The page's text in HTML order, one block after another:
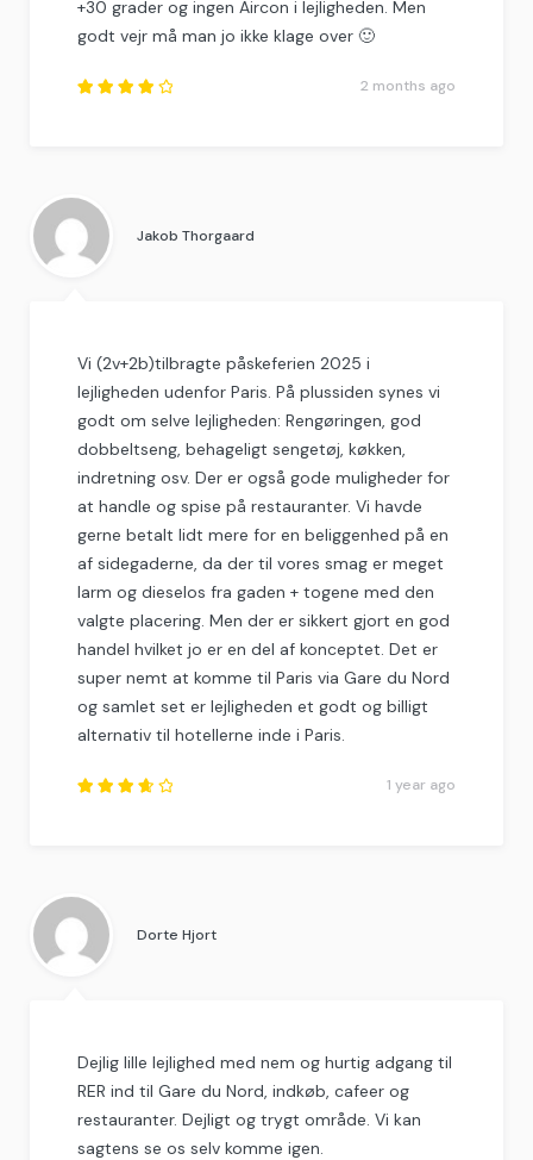
+30 grader og ingen Aircon i lejligheden. Men
godt vejr må man jo ikke klage over 🙂
out of
5
2 months ago
Jakob Thorgaard
Vi (2v+2b)tilbragte påskeferien 2025 i
lejligheden udenfor Paris. På plussiden synes vi
godt om selve lejligheden: Rengøringen, god
dobbeltseng, behageligt sengetøj, køkken,
indretning osv. Der er også gode muligheder for
at handle og spise på restauranter. Vi havde
gerne betalt lidt mere for en beliggenhed på en
af sidegaderne, da der til vores smag er meget
larm og dieselos fra gaden + togene med den
valgte placering. Men der er sikkert gjort en god
handel hvilket jo er en del af konceptet. Det er
super nemt at komme til Paris via Gare du Nord
og samlet set er lejligheden et godt og billigt
alternativ til hotellerne inde i Paris.
out of
5
1 year ago
Dorte Hjort
Dejlig lille lejlighed med nem og hurtig adgang til
RER ind til Gare du Nord, indkøb, cafeer og
restauranter. Dejligt og trygt område. Vi kan
sagtens se os selv komme igen.